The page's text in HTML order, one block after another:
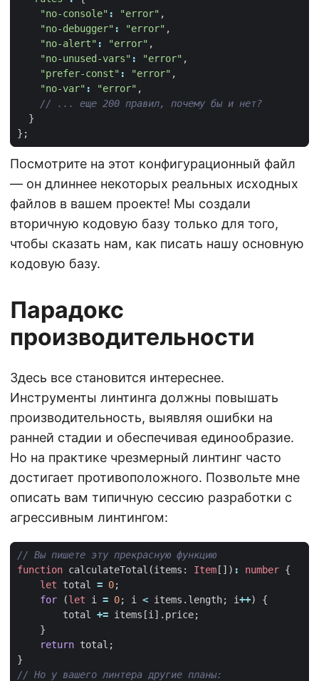
"no-console" : "error" ,
"no-debugger" : "error" ,
"no-alert" : "error" ,
"no-unused-vars" : "error" ,
"prefer-const" : "error" ,
"no-var" : "error" ,
}
};
Посмотрите на этот конфигурационный файл
— он длиннее некоторых реальных исходных
файлов в вашем проекте! Мы создали
вторичную кодовую базу только для того,
чтобы сказать нам, как писать нашу основную
кодовую базу.
Парадокс
производительности
Здесь все становится интереснее.
Инструменты линтинга должны повышать
производительность, выявляя ошибки на
ранней стадии и обеспечивая единообразие.
Но на практике чрезмерный линтинг часто
достигает противоположного. Позвольте мне
описать вам типичную сессию разработки с
агрессивным линтингом:
function calculateTotal (items : Item []) : number {
let
total = 0;
for
(let i = 0; i < items . length; i++)
{
total += items [i]. price;
}
return total ;
}